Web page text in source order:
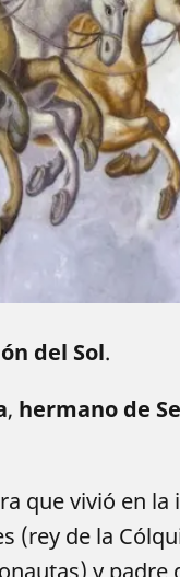
del Sol.
, hermano de
que vivió en la
(rey de la
y padre